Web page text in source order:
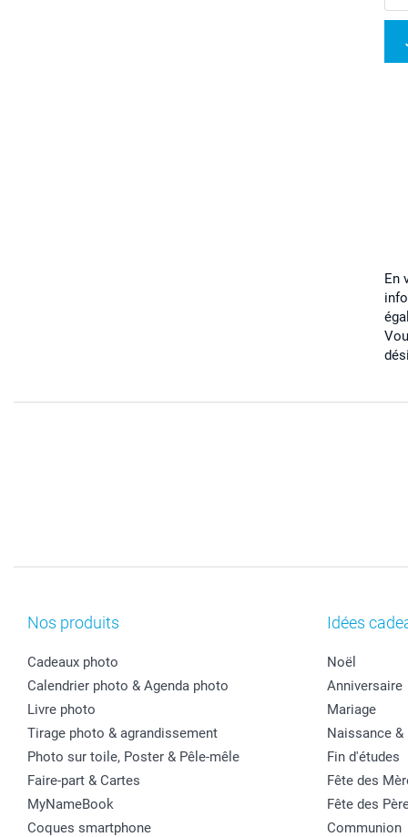
En
Nos produits
Cadeaux photo
Calendrier photo & Agenda photo
Livre photo
Tirage photo & agrandissement
Photo sur toile, Poster & Pêle-mêle
Faire-part & Cartes
MyNameBook
Coques smartphone
Idées
Noël
Anniversaire
Mariage
Naissance &
Fin d'études
Fête des
Fête des
Communion